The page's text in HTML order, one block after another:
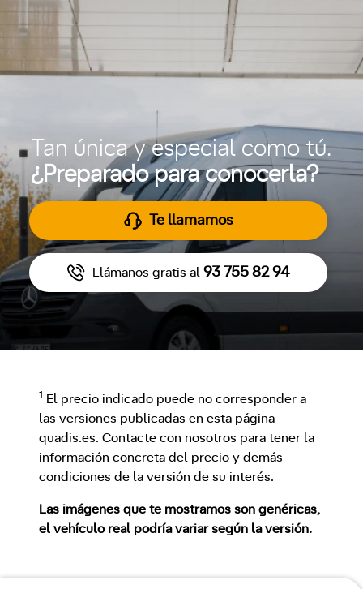
Tan única y especial como tú.
¿Preparado para conocerla?
Te llamamos
Llámanos gratis al 93 755 82 94
1
El precio indicado puede no corresponder a
las versiones publicadas en esta página
quadis.es. Contacte con nosotros para tener la
información concreta del precio y demás
condiciones de la versión de su interés.
Las imágenes que te mostramos son genéricas,
el vehículo real podría variar según la versión.